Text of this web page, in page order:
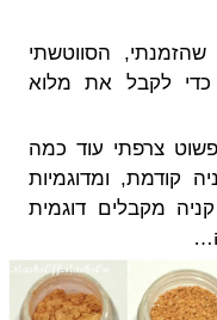
הסווטשתי
לקבל את מלוא
סווטשים- פשוט צרפתי עוד כמה
קודמת, ומדוגמיות
מקבלים דוגמית